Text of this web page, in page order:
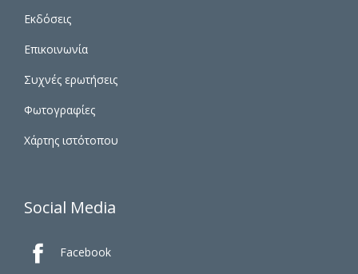
Εκδόσεις
Επικοινωνία
Συχνές ερωτήσεις
Φωτογραφίες
Χάρτης ιστότοπου
Social Media
 Facebook